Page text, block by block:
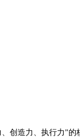
创造力、执行力”